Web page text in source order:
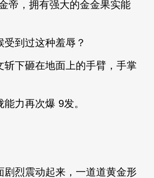
帝，拥有强大的金金果实能
受到过这种羞辱？
斩下砸在地面上的手臂，手掌
力再次爆 9发。
剧烈震动起来，一道道黄金形